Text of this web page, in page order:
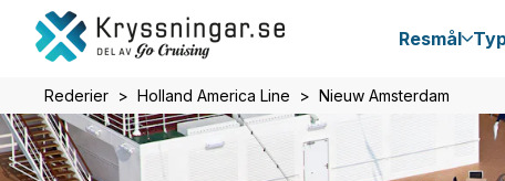
Resmål
Rederier Holland America Line Nieuw Amsterdam